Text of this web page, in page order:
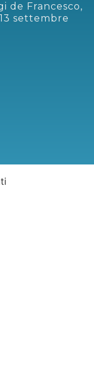
de Francesco,
settembre